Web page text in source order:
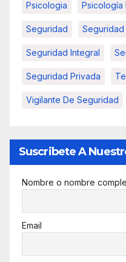
Psicologia Psicología
Seguridad Seguridad
Seguridad Integral
Seguridad Privada
Vigilante De Seguridad
Suscribete A
Nombre o nombre
Email